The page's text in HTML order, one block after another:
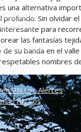
Río Pico
Río Pico
Futaleufú -
Futaleufú
PN Los Alerces
el PN Los
una alternativa
Sin olvidar
para
las fantasías
su banda en el
nombres